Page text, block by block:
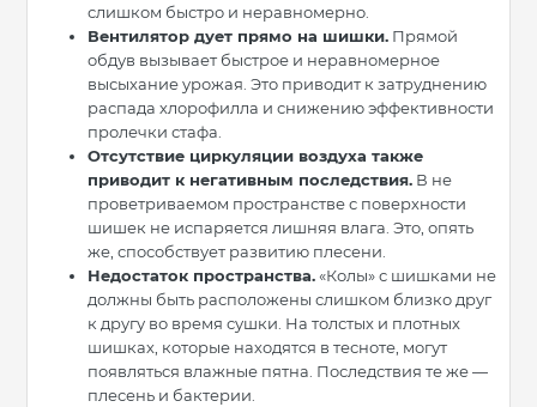
слишком быстро и неравномерно.
Вентилятор дует прямо на шишки. Прямой
обдув вызывает быстрое и неравномерное
высыхание урожая. Это приводит к затруднению
распада хлорофилла и снижению эффективности
пролечки стафа.
Отсутствие циркуляции воздуха также
приводит к негативным последствия. В не
проветриваемом пространстве с поверхности
шишек не испаряется лишняя влага. Это, опять
же, способствует развитию плесени.
Недостаток пространства.«Колы» с шишками не
должны быть расположены слишком близко друг
к другу во время сушки. На толстых и плотных
шишках, которые находятся в тесноте, могут
появляться влажные пятна. Последствия те же —
плесень и бактерии.